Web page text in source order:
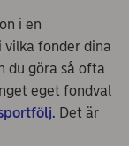
i en
fonder dina
du göra så ofta
eget fondval
Det är